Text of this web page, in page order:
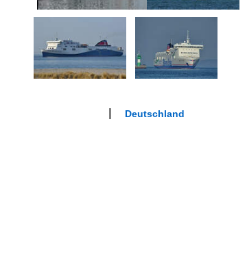
Deutschland